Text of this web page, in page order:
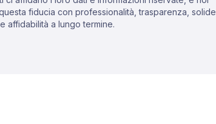
fiducia con professionalità, trasparenza, solide
affidabilità a lungo termine.